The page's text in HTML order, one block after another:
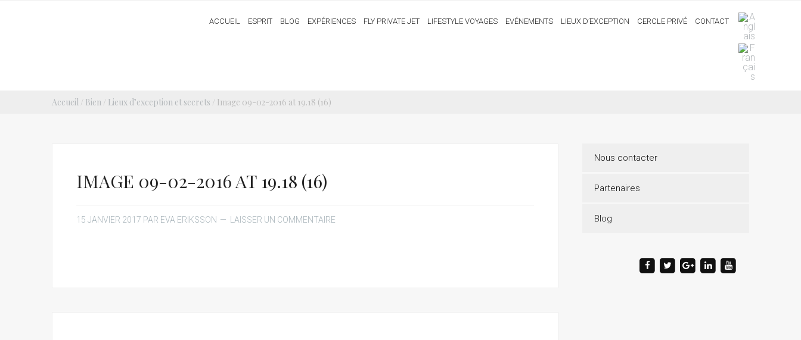
ACCUEIL ESPRIT BLOG EXPÉRIENCES FLY PRIVATE JET LIFESTYLE VOYAGES EVÉNEMENTS LIEUX D’EXCEPTION CERCLE PRIVÉ CONTACT
Accueil / Bien / Lieux d’exception et secrets / Image 09-02-2016 at 19.18 (16)
IMAGE 09-02-2016 AT 19.18 (16)
15 JANVIER 2017 PAR EVA ERIKSSON LAISSER UN COMMENTAIRE
Nous contacter
Partenaires
Blog